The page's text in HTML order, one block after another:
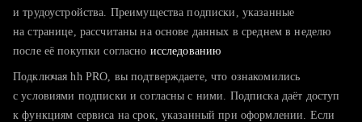
тратите много времени на поиск и вручную поднимаете
хотите сравнить себя с конкурентами и оценить шансы
и трудоустройства. Преимущества подписки, указанные
на странице, рассчитаны на основе данных в среднем в неделю
после её покупки согласно исследованию
Подключая hh PRO, вы подтверждаете, что ознакомились
с условиями подписки и согласны с ними. Подписка даёт доступ
к функциям сервиса на срок, указанный при оформлении. Если